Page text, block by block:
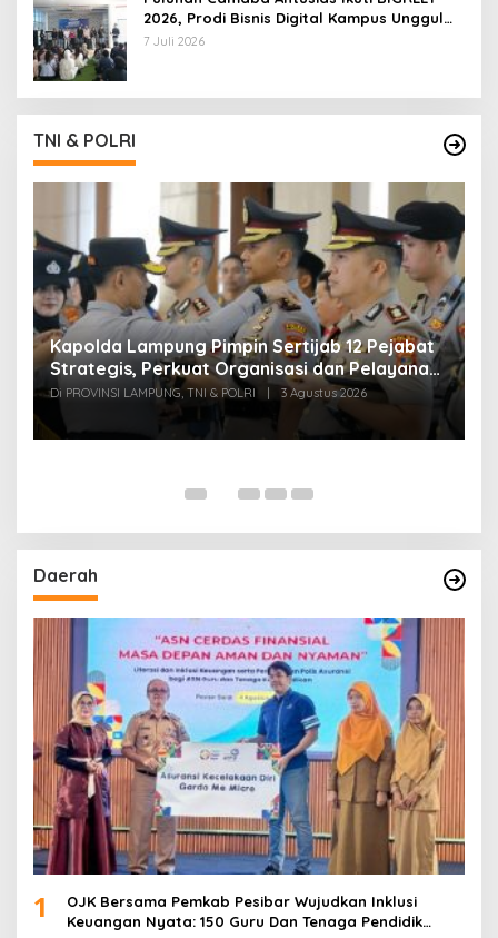
2026, Prodi Bisnis Digital Kampus Unggul
IIB Darmajaya Hadirkan Deretan
7 Juli 2026
TNI & POLRI
Kapolda Lampung Pimpin Sertijab 12 Pejabat
Strategis, Perkuat Organisasi dan Pelayanan
Polri Presisi
Di PROVINSI LAMPUNG, TNI & POLRI | 3 Agustus 2026
Daerah
1
OJK Bersama Pemkab Pesibar Wujudkan Inklusi
Keuangan Nyata: 150 Guru Dan Tenaga Pendidik